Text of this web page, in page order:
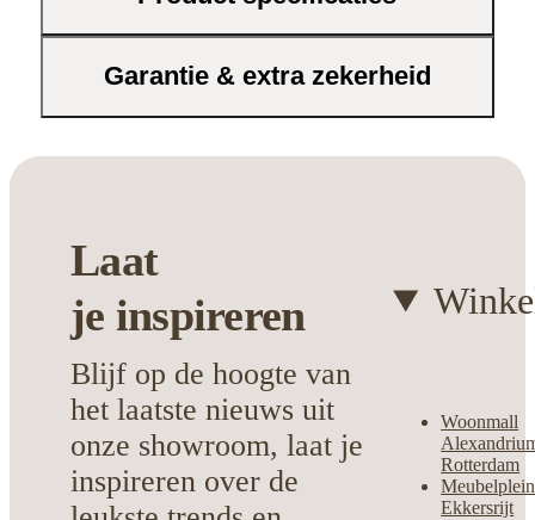
decoraties. Het is eenvoudig op te hangen,
zodat je direct kunt genieten van het
resultaat.
muur tot leven brengt.
Veelzijdig
woonstijlen en ruimtes.
Kies voor kwaliteit en originaliteit met
deze decoratieve aanvulling uit het
Decoplein-assortiment. Een musthave
voor iedereen die houdt van persoonlijke
interieuraccenten.
Garantie & extra zekerheid
Laat
je inspireren
Blijf op de hoogte van
het laatste nieuws uit
onze showroom, laat je
inspireren over de
Woonmall
Rotterdam
Meubelplein
Ekkersrijt